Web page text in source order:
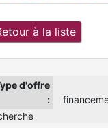
à la liste
d'offre
: